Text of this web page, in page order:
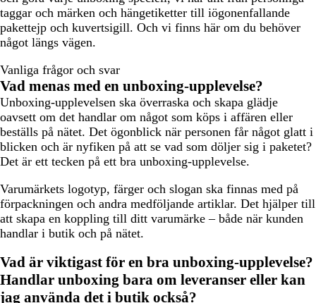
taggar och märken och hängetiketter till iögonenfallande
pakettejp och kuvertsigill. Och vi finns här om du behöver
något längs vägen.
Vanliga frågor och svar
Vad menas med en unboxing-upplevelse?
Unboxing-upplevelsen ska överraska och skapa glädje
oavsett om det handlar om något som köps i affären eller
beställs på nätet. Det ögonblick när personen får något glatt i
blicken och är nyfiken på att se vad som döljer sig i paketet?
Det är ett tecken på ett bra unboxing-upplevelse.
Varumärkets logotyp, färger och slogan ska finnas med på
förpackningen och andra medföljande artiklar. Det hjälper till
att skapa en koppling till ditt varumärke – både när kunden
handlar i butik och på nätet.
Vad är viktigast för en bra unboxing-upplevelse?
Handlar unboxing bara om leveranser eller kan
jag använda det i butik också?